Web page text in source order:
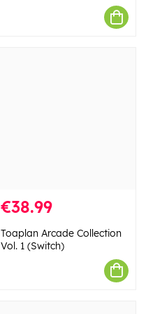
€38.99
Toaplan Arcade Collection
Vol. 1 (Switch)